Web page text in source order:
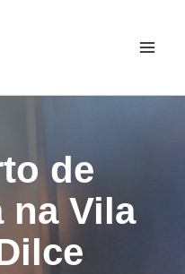
de
na Vila